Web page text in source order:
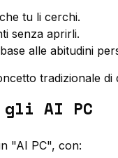
tu li cerchi.
senza aprirli.
alle abitudini
tradizionale di
AI PC
"AI PC", con: